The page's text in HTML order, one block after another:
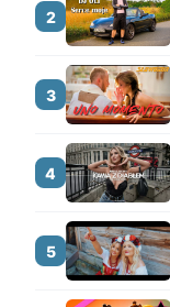
2
3
4
5